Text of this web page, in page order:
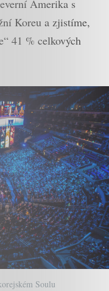
Amerika s
Koreu a zjistíme,
41 % celkových
Soulu